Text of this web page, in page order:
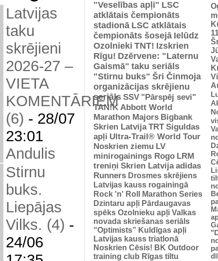
Latvijas
taku
skrējieni
2026-27 –
VIETA
KOMENTĀRIEM
(6) - 28/07
23:01
Andulis
Stirnu
buks.
Liepājas
Vilks. (4) -
24/06
"Veselības apļi" LSC
atklātais čempionāts
stadionā LSC atklātais
čempionāts šosejā Ielūdz
Ozolnieki TNT! Izskrien
Rīgu! Dzērvene: "Laternu
Gaismā" taku seriāls
"Stirnu buks" Šri Činmoja
organizācijas skrējienu
seriāls SSV "Pārspēj sevi"
TAN!K Abbott World
Marathon Majors Bigbank
Skrien Latvija TRT Siguldas
apļi Ultra-Trail® World Tour
Noskrien ziemu LV
minirogainings Rogo LRM
treniņi Skrien Latvija adidas
Runners Drosmes skrējiens
Latvijas kauss rogainingā
Rock 'n' Roll Marathon Series
Dzintaru apļi Pārdaugavas
spēks Ozolnieku apļi Valkas
novada skriešanas seriāls
“Optimists” Kuldīgas apļi
Latvijas kauss triatlonā
Noskrien Cēsis! BK Outdoor
training club Rīgas tiltu